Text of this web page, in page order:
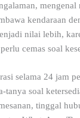
mengenal
kendaraan
nilai lebih,
cemas soal
selama 24 jam
tanya soal
tinggal